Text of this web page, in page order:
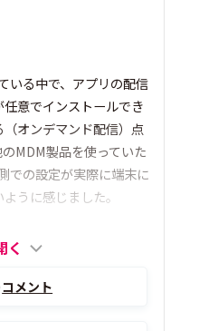
いる中で、アプリの配信
意でインストールでき
オンデマンド配信）点
MDM製品を使っていた
での設定が実際に端末に
うに感じました。
く
コメント